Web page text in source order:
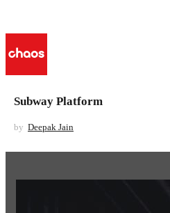
Subway Platform
by Deepak Jain